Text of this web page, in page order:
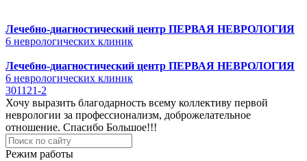
Лечебно-диагностический центр ПЕРВАЯ НЕВРОЛОГИЯ
6 неврологических клиник
Лечебно-диагностический центр ПЕРВАЯ НЕВРОЛОГИЯ
6 неврологических клиник
301121-2
Хочу выразить благодарность всему коллективу первой
неврологии за профессионализм, доброжелательное
отношение. Спасибо Большое!!!
Режим работы